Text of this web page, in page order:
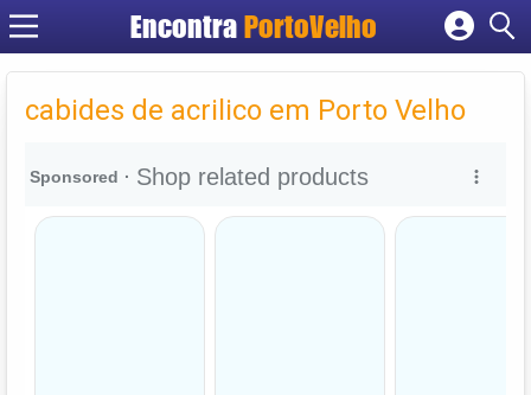
EncontraPortoVelho
Cadastrar empresa
Criar conta
cabides de acrilico em Porto Velho